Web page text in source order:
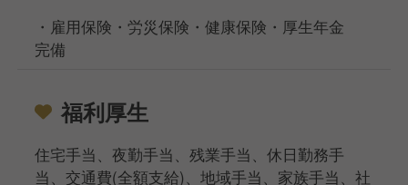
・雇用保険・労災保険・健康保険・厚生年金
完備
福利厚生
住宅手当、夜勤手当、残業手当、休日勤務手
当、交通費(全額支給)、地域手当、家族手当、社